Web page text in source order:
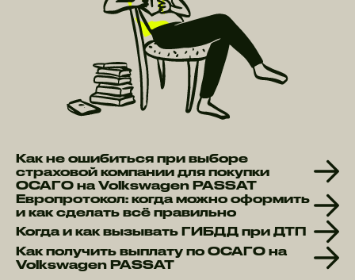
Как не ошибиться при выборе
страховой компании для покупки
ОСАГО на Volkswagen PASSAT
Европротокол: когда можно оформить
и как сделать всё правильно
Когда и как вызывать ГИБДД при ДТП
Как получить выплату по ОСАГО на
Volkswagen PASSAT